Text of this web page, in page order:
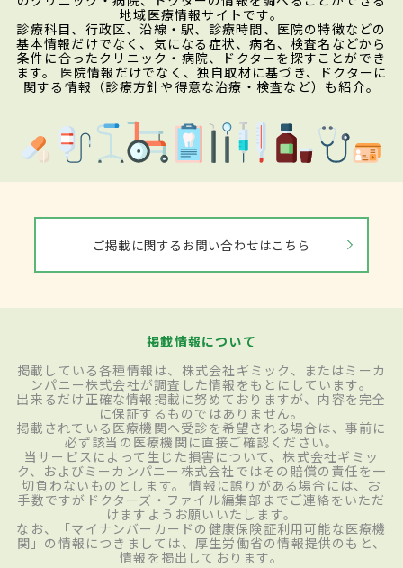
地域医療情報サイトです。
診療科目、行政区、沿線・駅、診療時間、医院の特徴などの
基本情報だけでなく、気になる症状、病名、検査名などから
条件に合ったクリニック・病院、ドクターを探すことができ
ます。 医院情報だけでなく、独自取材に基づき、ドクターに
関する情報（診療方針や得意な治療・検査など）も紹介。
ご掲載に関するお問い合わせはこちら
掲載情報について
掲載している各種情報は、株式会社ギミック、またはミーカ
ンパニー株式会社が調査した情報をもとにしています。
出来るだけ正確な情報掲載に努めておりますが、内容を完全
に保証するものではありません。
掲載されている医療機関へ受診を希望される場合は、事前に
必ず該当の医療機関に直接ご確認ください。
当サービスによって生じた損害について、株式会社ギミッ
ク、およびミーカンパニー株式会社ではその賠償の責任を一
切負わないものとします。 情報に誤りがある場合には、お
手数ですがドクターズ・ファイル編集部までご連絡をいただ
けますようお願いいたします。
なお、「マイナンバーカードの健康保険証利用可能な医療機
関」の情報につきましては、厚生労働省の情報提供のもと、
情報を掲出しております。